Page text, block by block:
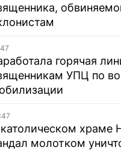
горячая
УПЦ по
храме
молотком